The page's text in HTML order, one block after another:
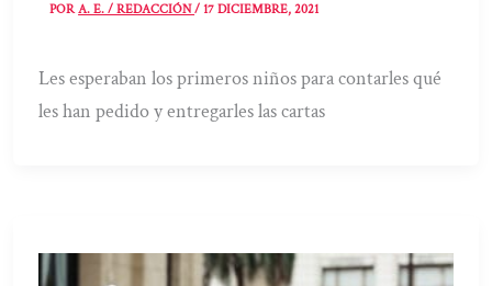
PORA. E. / REDACCIÓN/17 DICIEMBRE, 2021
Les esperaban los primeros niños para contarles qué
les han pedido y entregarles las cartas